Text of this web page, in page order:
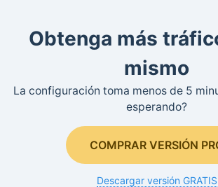
Obtenga más
mismo
La configuración toma menos de 5
esperando?
COMPRAR VERSIÓN
Descargar versión GRATIS